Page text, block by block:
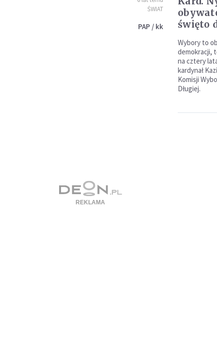
ŚWIAT
PAP / kk
święto
Wybory to
demokracji,
na cztery
kardynał
Komisji
Długiej.